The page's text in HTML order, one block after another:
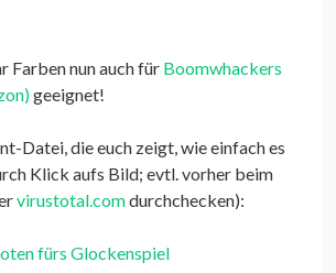
Farben nun auch für Boomwhackers
geeignet!
Datei, die euch zeigt, wie einfach es
Klick aufs Bild; evtl. vorher beim
virustotal.comdurchchecken):